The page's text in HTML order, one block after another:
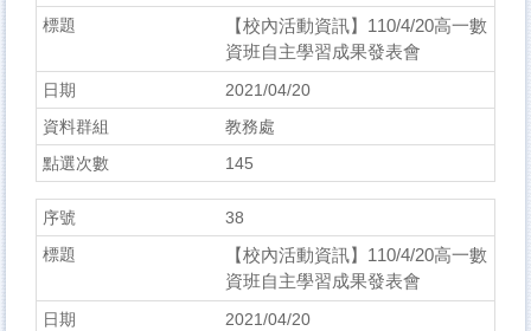
【校內活動資訊】110/4/20高一數
資班自主學習成果發表會
2021/04/20
教務處
145
38
【校內活動資訊】110/4/20高一數
資班自主學習成果發表會
2021/04/20